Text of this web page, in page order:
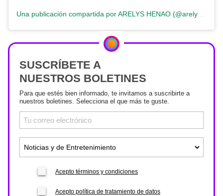
SUSCRÍBETE A
NUESTROS BOLETINES
Para que estés bien informado, te invitamos a suscribirte a
nuestros boletines. Selecciona el que más te guste.
Acepto términos y condiciones
Acepto política de tratamiento de datos